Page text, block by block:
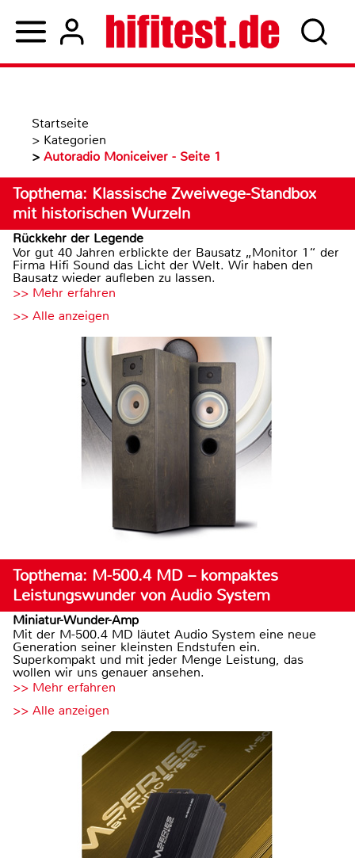
Startseite
> Kategorien
> Autoradio Moniceiver - Seite 1
Topthema: Klassische Zweiwege-Standbox
mit historischen Wurzeln
Rückkehr der Legende
Vor gut 40 Jahren erblickte der Bausatz „Monitor 1“ der
Firma Hifi Sound das Licht der Welt. Wir haben den
Bausatz wieder aufleben zu lassen.
>> Mehr erfahren
>> Alle anzeigen
Topthema: M-500.4 MD – kompaktes
Leistungswunder von Audio System
Miniatur-Wunder-Amp
Mit der M-500.4 MD läutet Audio System eine neue
Generation seiner kleinsten Endstufen ein.
Superkompakt und mit jeder Menge Leistung, das
wollen wir uns genauer ansehen.
>> Mehr erfahren
>> Alle anzeigen